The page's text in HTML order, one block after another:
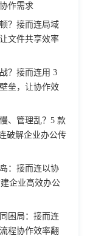
作需求
？接而连局域
文件共享效率
？接而连用 3
垒，让协作效
、管理乱？5 款
破解企业办公传
：接而连以协
企业高效办公
困局：接而连
程协作效率翻